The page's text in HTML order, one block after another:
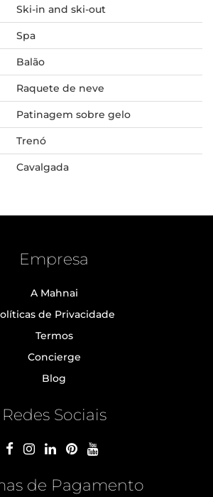
Ski-in and ski-out
Spa
Balão
Raquete de neve
Patinagem sobre gelo
Trenó
Cavalgada
Empresa
A Mahnai
de Privacidade
Termos
Concierge
Blog
Redes Sociais
de Pagamento